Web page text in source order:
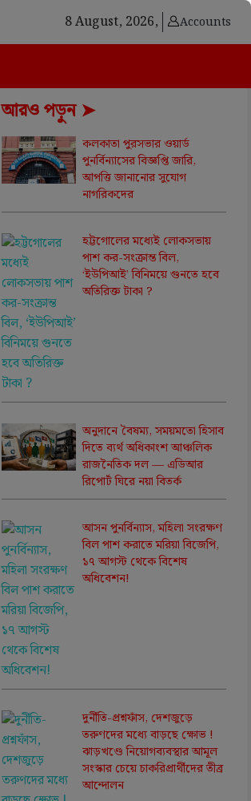
8 August, 2026, Accounts
আরও পড়ুন ➤
কলকাতা পুরসভার ওয়ার্ড
পুনর্বিন্যাসের বিজ্ঞপ্তি জারি,
আপত্তি জানানোর সুযোগ
নাগরিকদের
হট্টগোলের মধ্যেই লোকসভায়
পাশ কর-সংক্রান্ত বিল,
‘ইউপিআই’ বিনিময়ে গুনতে হবে
অতিরিক্ত টাকা ?
অনুদানে বৈষম্য, সময়মতো হিসাব
দিতে ব্যর্থ অধিকাংশ আঞ্চলিক
রাজনৈতিক দল — এডিআর
রিপোর্ট ঘিরে নয়া বিতর্ক
আসন পুনর্বিন্যাস, মহিলা সংরক্ষণ
বিল পাশ করাতে মরিয়া বিজেপি,
১৭ আগস্ট থেকে বিশেষ
অধিবেশন!
দুর্নীতি-প্রশ্নফাঁস, দেশজুড়ে
তরুণদের মধ্যে বাড়ছে ক্ষোভ !
ঝাড়খণ্ডে নিয়োগব্যবস্থার আমূল
সংস্কার চেয়ে চাকরিপ্রার্থীদের তীব্র
আন্দোলন